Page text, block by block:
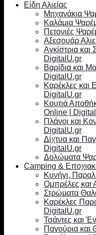
Είδη Αλιείας
Μηχανάκια
Καλάμια
Πετονιές
Αξεσουάρ
Αγκίστρια και
DigitalU.gr
Βαρίδια και
DigitalU.gr
Καρέκλες και
DigitalU.gr
Κουτιά
Online |
Πλάνοι και
DigitalU.gr
Δίχτυα και
DigitalU.gr
Δολώματα
Camping &
Κυνήγι,
Ομπρέλες και
Στρώματα
Καρέκλες
DigitalU.gr
Τσάντες και
Παγούρια